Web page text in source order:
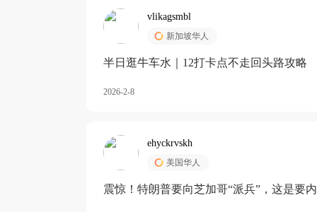
vlikagsmbl
新加坡华人
半日逛牛车水｜12打卡点不走回头路攻略
2026-2-8
ehyckrvskh
美国华人
震惊！特朗普要向芝加哥“派兵”，这是要